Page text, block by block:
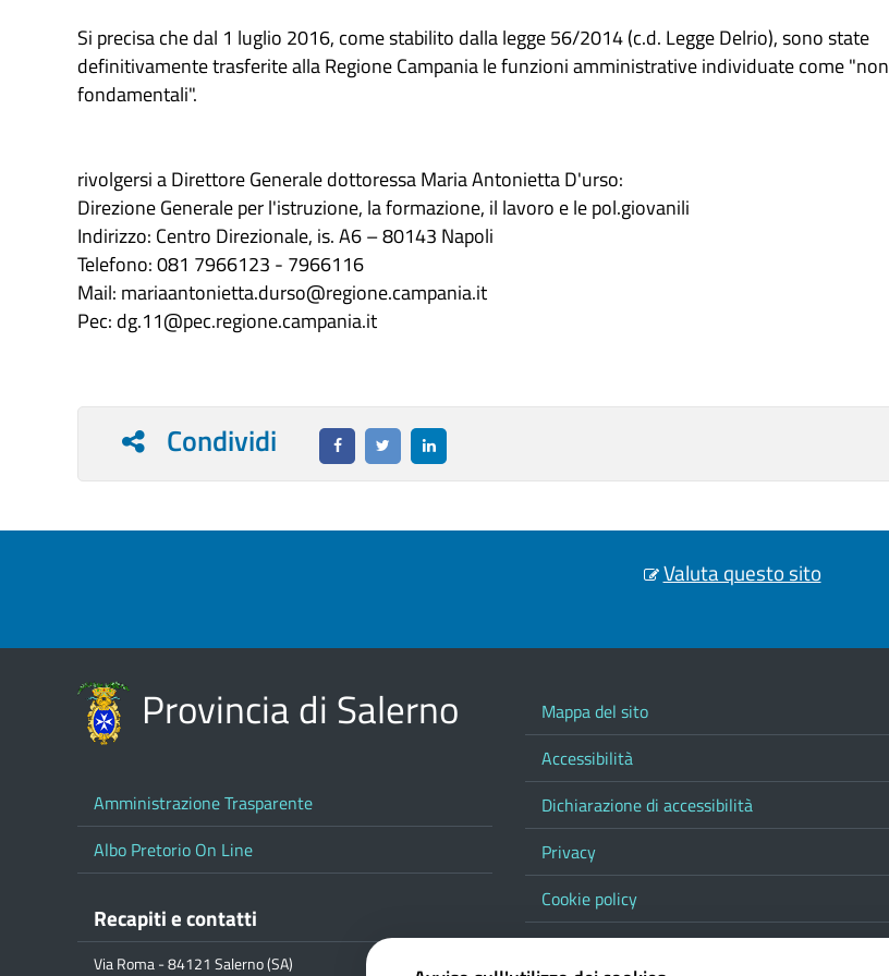
Si precisa che dal 1 luglio 2016, come stabilito dalla legge 56/2014 (c.d. Legge Delrio), sono state
definitivamente trasferite alla Regione Campania le funzioni amministrative individuate come "non
fondamentali".
rivolgersi a Direttore Generale dottoressa Maria Antonietta D'urso:
Direzione Generale per l'istruzione, la formazione, il lavoro e le pol.giovanili
Indirizzo: Centro Direzionale, is. A6 – 80143 Napoli
Telefono: 081 7966123 - 7966116
Mail: mariaantonietta.durso@regione.campania.it
Pec: dg.11@pec.regione.campania.it
Condividi
Valuta questo sito
Provincia di Salerno
Amministrazione Trasparente
Albo Pretorio On Line
Recapiti e contatti
Via Roma - 84121 Salerno (SA)
Mappa del sito
Accessibilità
Dichiarazione di accessibilità
Privacy
Cookie policy
Note legali